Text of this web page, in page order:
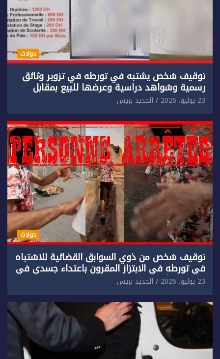
حوادث
توقيف شخص يشتبه في تورطه في تزوير وثائق
رسمية وشواهد دراسية وعرضها للبيع بمقابل
مادي.
23 يوليو، 2026 الجديد بريس
حوادث
توقيف شخص من ذوي السوابق القضائية للاشتباه
في تورطه في الابتزاز المقرون باعتداء جسدي في
حق سائح أجنبي.
23 يوليو، 2026 الجديد بريس